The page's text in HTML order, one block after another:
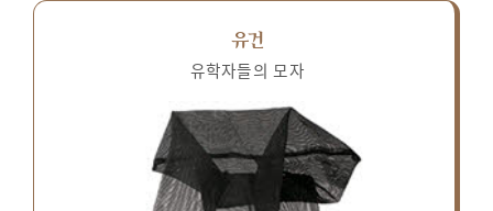
유건
유학자들의 모자